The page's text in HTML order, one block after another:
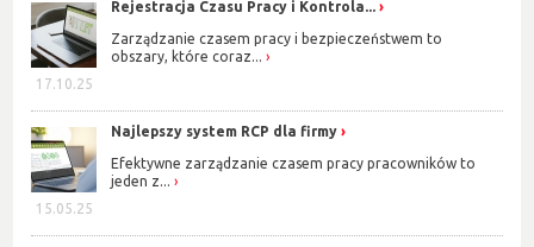
17.10.25
Rejestracja Czasu Pracy i Kontrola...
Zarządzanie czasem pracy i bezpieczeństwem to
obszary, które coraz...
15.05.25
Najlepszy system RCP dla firmy
Efektywne zarządzanie czasem pracy pracowników to
jeden z...